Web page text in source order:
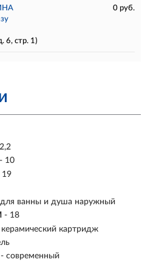
0 руб.
6, стр. 1)
- 10
19
ванны и душа наружный
- 18
картридж
- современный